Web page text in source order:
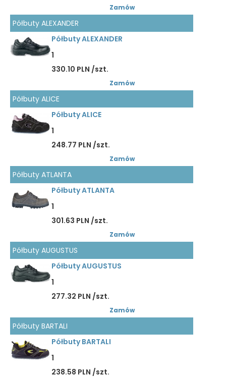
Zamów
Półbuty ALEXANDER
Półbuty ALEXANDER
1
330.10 PLN /szt.
Zamów
Półbuty ALICE
Półbuty ALICE
1
248.77 PLN /szt.
Zamów
Półbuty ATLANTA
Półbuty ATLANTA
1
301.63 PLN /szt.
Zamów
Półbuty AUGUSTUS
Półbuty AUGUSTUS
1
277.32 PLN /szt.
Zamów
Półbuty BARTALI
Półbuty BARTALI
1
238.58 PLN /szt.